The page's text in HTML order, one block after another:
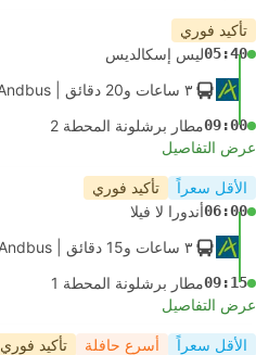
تأكيد فوري
05:40ليس إسكالديس
٣ ساعات و‫20 دقائق
09:00مطار برشلونة المحطة 2
عرض التفاصيل
الأقل سعراً تأكيد فوري
06:00أندورا لا فيلا
٣ ساعات و‫15 دقائق
09:15مطار برشلونة المحطة 1
عرض التفاصيل
الأقل سعراً أسرع حافلة تأكيد فوري